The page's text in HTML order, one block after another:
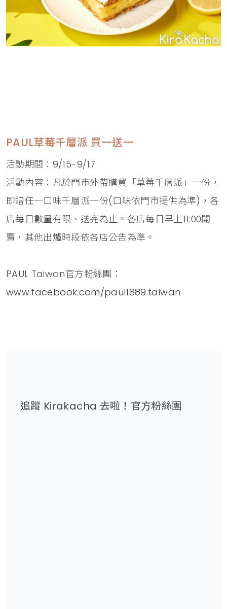
PAUL草莓千層派 買一送一
活動期間：9/15-9/17
活動內容：凡於門市外帶購買「草莓千層派」一份，
即贈任一口味千層派一份(口味依門市提供為準)，各
店每日數量有限、送完為止。各店每日早上11:00開
賣，其他出爐時段依各店公告為準。
PAUL Taiwan官方粉絲團：
www.facebook.com/paul1889.taiwan
追蹤 Kirakacha 去啦！官方粉絲團